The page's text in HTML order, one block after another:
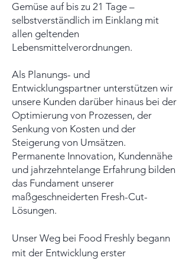
Gemüse auf bis zu 21 Tage –
selbstverständlich im Einklang mit
allen geltenden
Lebensmittelverordnungen.
Als Planungs- und
Entwicklungspartner unterstützen wir
unsere Kunden darüber hinaus bei der
Optimierung von Prozessen, der
Senkung von Kosten und der
Steigerung von Umsätzen.
Permanente Innovation, Kundennähe
und jahrzehntelange Erfahrung bilden
das Fundament unserer
maßgeschneiderten Fresh-Cut-
Lösungen.
Unser Weg bei Food Freshly begann
mit der Entwicklung erster